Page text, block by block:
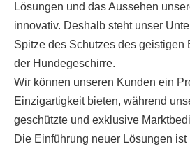
Lösungen und das Aussehen
innovativ. Deshalb steht unser
Spitze des Schutzes des geistigen
der Hundegeschirre.
Wir können unseren Kunden ein
Einzigartigkeit bieten, während
geschützte und exklusive
Die Einführung neuer Lösungen